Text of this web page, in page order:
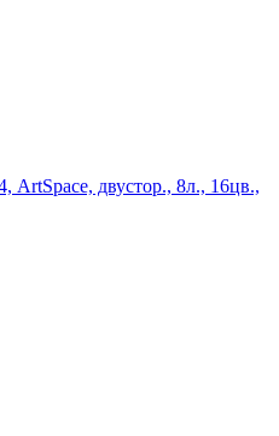
ArtSpace, двустор., 8л., 16цв.,